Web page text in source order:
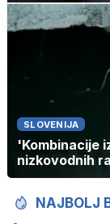
SLOVENIJA
'Kombinacije
nizkovodnih
NAJBOLJ